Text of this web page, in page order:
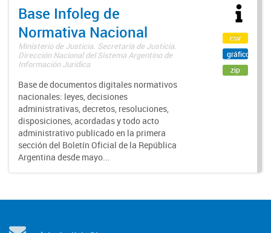
Base Infoleg de
Normativa Nacional
Ministerio de Justicia. Secretaría de Justicia.
Dirección Nacional del Sistema Argentino de
Información Jurídica
Base de documentos digitales normativos
nacionales: leyes, decisiones
administrativas, decretos, resoluciones,
disposiciones, acordadas y todo acto
administrativo publicado en la primera
sección del Boletín Oficial de la República
Argentina desde mayo...
csv
gráfico
zip